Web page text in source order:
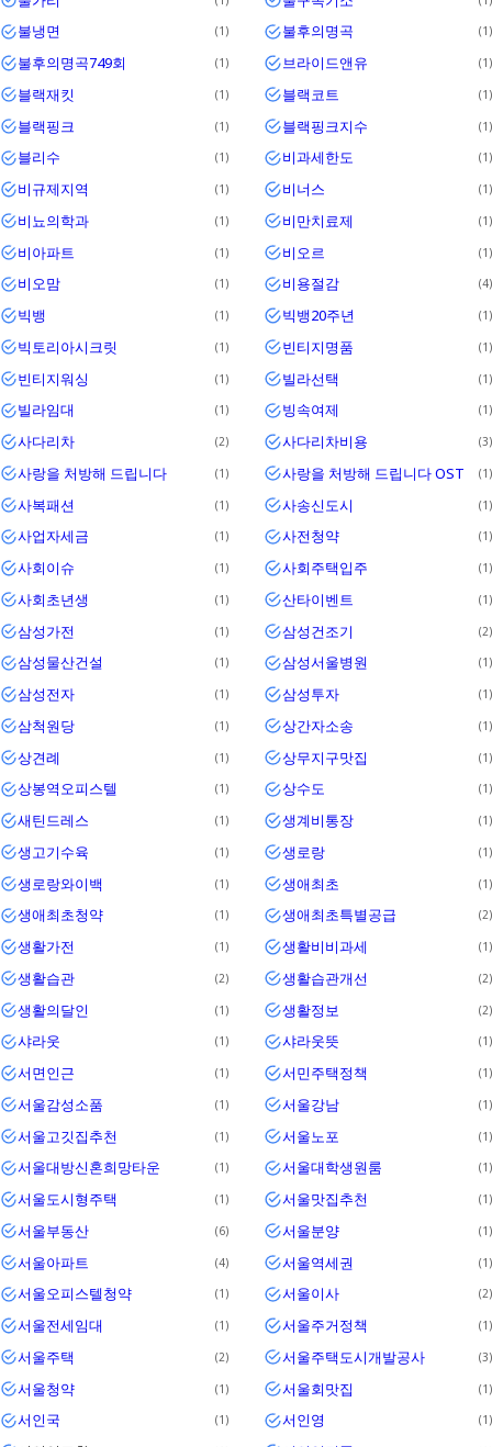
불냉면 1 불후의명곡 1
불후의명곡749회 1 브라이드앤유 1
블랙재킷 1 블랙코트 1
블랙핑크 1 블랙핑크지수 1
블리수 1 비과세한도 1
비규제지역 1 비너스 1
비뇨의학과 1 비만치료제 1
비아파트 1 비오르 1
비오맘 1 비용절감 4
빅뱅 1 빅뱅20주년 1
빅토리아시크릿 1 빈티지명품 1
빈티지워싱 1 빌라선택 1
빌라임대 1 빙속여제 1
사다리차 2 사다리차비용 3
사랑을 처방해 드립니다 1 사랑을 처방해 드립니다 OST 1
사복패션 1 사송신도시 1
사업자세금 1 사전청약 1
사회이슈 1 사회주택입주 1
사회초년생 1 산타이벤트 1
삼성가전 1 삼성건조기 2
삼성물산건설 1 삼성서울병원 1
삼성전자 1 삼성투자 1
삼척원당 1 상간자소송 1
상견례 1 상무지구맛집 1
상봉역오피스텔 1 상수도 1
새틴드레스 1 생계비통장 1
생고기수육 1 생로랑 1
생로랑와이백 1 생애최초 1
생애최초청약 1 생애최초특별공급 2
생활가전 1 생활비비과세 1
생활습관 2 생활습관개선 2
생활의달인 1 생활정보 2
샤라웃 1 샤라웃뜻 1
서면인근 1 서민주택정책 1
서울감성소품 1 서울강남 1
서울고깃집추천 1 서울노포 1
서울대방신혼희망타운 1 서울대학생원룸 1
서울도시형주택 1 서울맛집추천 1
서울부동산 6 서울분양 1
서울아파트 4 서울역세권 1
서울오피스텔청약 1 서울이사 2
서울전세임대 1 서울주거정책 1
서울주택 2 서울주택도시개발공사 3
서울청약 1 서울회맛집 1
서인국 1 서인영 1